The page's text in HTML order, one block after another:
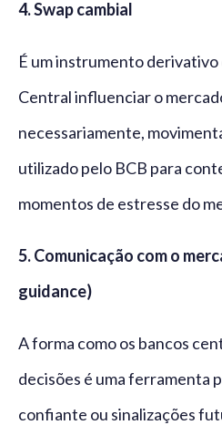
4. Swap cambial
É um instrumento
Central influenciar o
necessariamente,
utilizado pelo BCB para
momentos de estresse do
5. Comunicação com o
guidance)
A forma como os bancos
decisões é uma ferramenta
confiante ou sinalizações